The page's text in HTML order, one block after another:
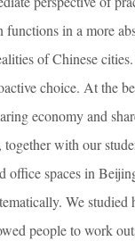
functions in a more
of Chinese
choice. At the
economy and
with our
office spaces in
We studied
people to work